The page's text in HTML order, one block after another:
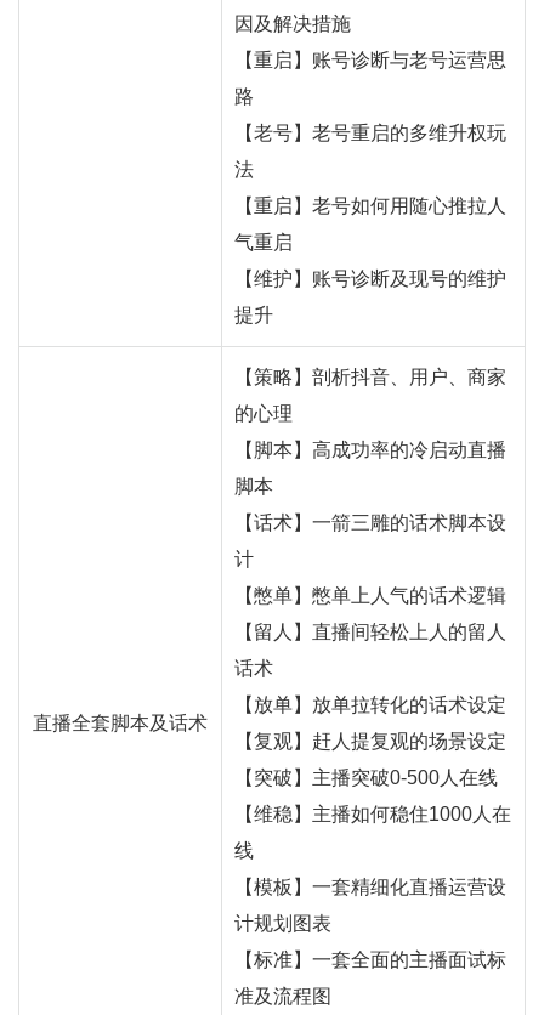
因及解决措施
【重启】账号诊断与老号运营思
路
【老号】老号重启的多维升权玩
法
【重启】老号如何用随心推拉人
气重启
【维护】账号诊断及现号的维护
提升
直播全套脚本及话术
【策略】剖析抖音、用户、商家
的心理
【脚本】高成功率的冷启动直播
脚本
【话术】一箭三雕的话术脚本设
计
【憋单】憋单上人气的话术逻辑
【留人】直播间轻松上人的留人
话术
【放单】放单拉转化的话术设定
【复观】赶人提复观的场景设定
【突破】 主播突破0-500人在线
【维稳】主播如何稳住1000人在
线
【模板】一套精细化直播运营设
计规划图表
【标准】一套全面的主播面试标
准及流程图